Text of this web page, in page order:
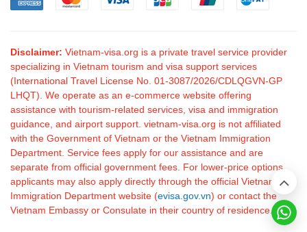
Disclaimer: Vietnam-visa.org is a private travel service provider
specializing in Vietnam tourism and visa support services
(International Travel License No. 01-3087/2026/CDLQGVN-GP
LHQT). We operate as an e-commerce website offering
assistance with tourism-related services, visa and immigration
guidance, and airport support. vietnam-visa.org is not affiliated
with the Government of Vietnam or the Vietnam Immigration
Department. Service fees apply for our assistance and are
separate from official government fees. For lower-price options,
applicants may also apply directly through the official Vietnam
Immigration Department website (evisa.gov.vn) or contact the
Vietnam Embassy or Consulate in their country of residence.